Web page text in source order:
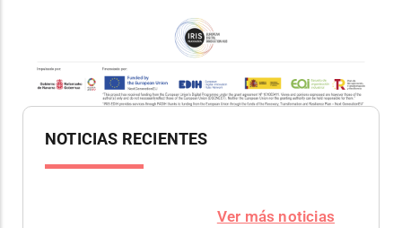
NOTICIAS RECIENTES
Ver más noticias